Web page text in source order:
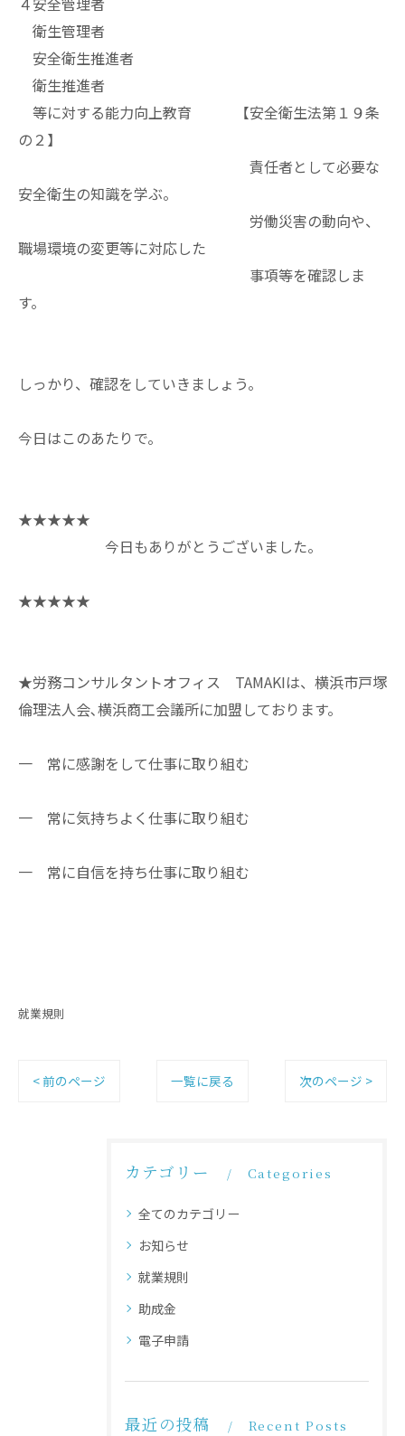
衛生管理者
安全衛生推進者
衛生推進者
等に対する能力向上教育 【安全衛生法第１９条
の２】
責任者として必要な
安全衛生の知識を学ぶ。
労働災害の動向や、
職場環境の変更等に対応した
事項等を確認しま
す。
しっかり、確認をしていきましょう。
今日はこのあたりで。
★★★★★
今日もありがとうございました。
★★★★★
★労務コンサルタントオフィス TAMAKIは、横浜市戸塚
倫理法人会､横浜商工会議所に加盟しております。
一 常に感謝をして仕事に取り組む
一 常に気持ちよく仕事に取り組む
一 常に自信を持ち仕事に取り組む
就業規則
< 前のページ 一覧に戻る 次のページ >
カテゴリー Categories
全てのカテゴリー
お知らせ
就業規則
助成金
電子申請
最近の投稿 Recent Posts